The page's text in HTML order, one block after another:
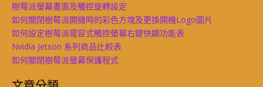
樹莓派螢幕畫面及觸控旋轉設定
如何關閉樹莓派開機時的彩色方塊及更換開機Logo圖片
如何設定樹莓派電容式觸控螢幕右鍵快顯功能表
Nvidia Jetson 系列商品比較表
如何關閉樹莓派螢幕保護程式